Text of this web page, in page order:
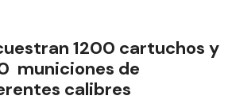
1200 cartuchos y
municiones de
calibres